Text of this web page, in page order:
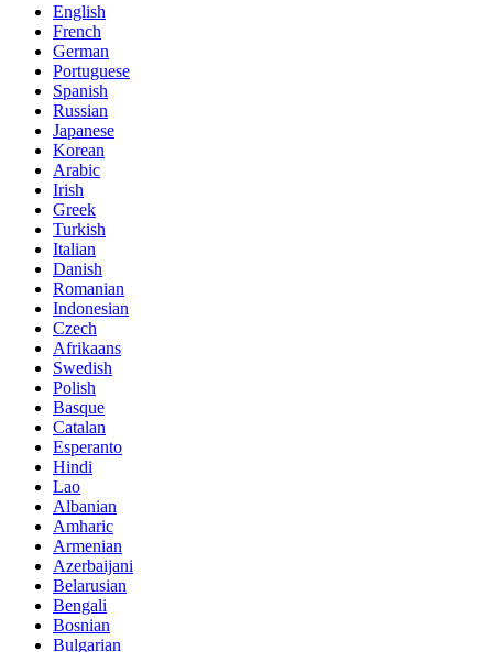
English
French
German
Portuguese
Spanish
Russian
Japanese
Korean
Arabic
Irish
Greek
Turkish
Italian
Danish
Romanian
Indonesian
Czech
Afrikaans
Swedish
Polish
Basque
Catalan
Esperanto
Hindi
Lao
Albanian
Amharic
Armenian
Azerbaijani
Belarusian
Bengali
Bosnian
Bulgarian